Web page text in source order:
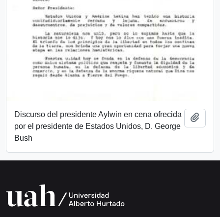
Discurso del presidente Aylwin en cena ofrecida
por el presidente de Estados Unidos, D. George
Bush